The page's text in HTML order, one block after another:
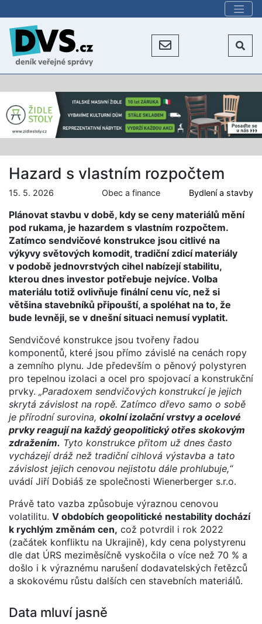
Hazard s vlastním rozpočtem
15. 5. 2026 Obec a finance Bydlení a stavby
Plánovat stavbu v době, kdy se ceny materiálů mění
pod rukama, je hazardem s vlastním rozpočtem.
Zatímco sendvičové konstrukce jsou citlivé na
výkyvy světových komodit, tradiční zdicí materiály
v podobě jednovrstvých cihel nabízejí stabilitu,
kterou dnes investor potřebuje nejvíce. Volba
materiálu totiž ovlivňuje finální cenu víc, než si
většina stavebníků připouští, a spoléhat na to, že
bude levněji, se v dnešní situaci nemusí vyplatit.
Sendvičové konstrukce jsou tvořeny řadou
komponentů, které jsou přímo závislé na cenách ropy
a zemního plynu. Jde především o pěnový polystyren
pro tepelnou izolaci a ocel pro spojovací a konstrukční
prvky. „Paradoxem sendvičových konstrukcí je jejich
skrytá závislost na ropě. Zatímco dřevo samo o sobě
je přírodní surovina, okolní izolační vrstvy a ocelové
prvky reagují na každý geopolitický otřes skokovým
zdražením. Tyto konstrukce přitom už dnes často
vycházejí dráž než tradiční cihlová výstavba a tato
závislost jejich cenovou nejistotu dále prohlubuje,“
uvádí Jiří Dobiáš ze společnosti Wienerberger s.r.o.
Právě tato vazba způsobuje výraznou cenovou
volatilitu. V obdobích geopolitické nestability dochází
k rychlým změnám cen, což potvrdil i rok 2022
(začátek konfliktu na Ukrajině), kdy cena polystyrenu
dle dat ÚRS meziměsíčně vyskočila o více než 70 % a
došlo i k výraznému narušení dodavatelských řetězců
a skokovému růstu dalších cen stavebních materiálů.
Data mluví jasně